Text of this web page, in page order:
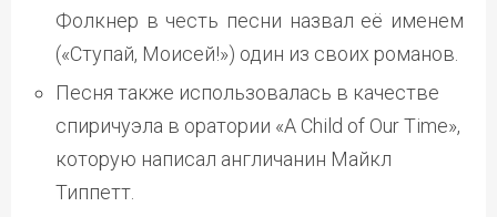
Фолкнер в честь песни назвал её именем
(«Ступай, Моисей!») один из своих романов.
Песня также использовалась в качестве
спиричуэла в оратории «A Child of Our Time»,
которую написал англичанин Майкл
Типпетт.